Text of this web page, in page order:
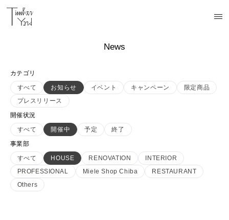
News
カテゴリ
すべて
お知らせ イベント キャンペーン
限定商品
プレスリリース
開催状況
すべて
開催中 予定
終了
事業部
すべて
HOUSE RENOVATION
INTERIOR
PROFESSIONAL
Miele Shop Chiba
RESTAURANT
Others